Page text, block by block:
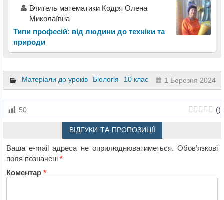
Вчитель математики Кодря Олена
Миколаївна
Типи професій: від людини до техніки та
природи
Матеріали до уроків Біологія 10 клас 1 Березня 2024
50 ()
ВІДГУКИ ТА ПРОПОЗИЦІЇ
Ваша e-mail адреса не оприлюднюватиметься. Обов’язкові
поля позначені*
Коментар*